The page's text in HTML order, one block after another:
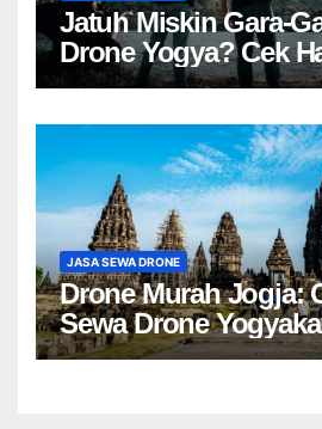
Jatuh Miskin Gara-
Drone Yogya? Cek
JASA SEWA DRONE
Drone Murah Jogja:
Sewa Drone